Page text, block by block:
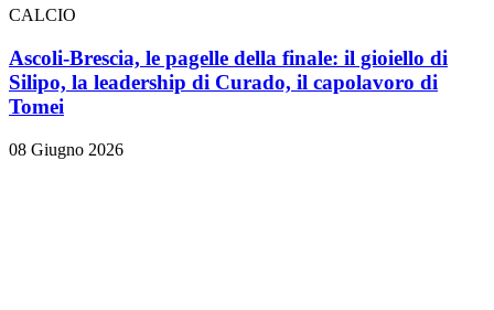
CALCIO
Ascoli-Brescia, le pagelle della finale: il gioiello di
Silipo, la leadership di Curado, il capolavoro di
Tomei
08 Giugno 2026